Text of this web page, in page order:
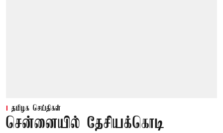
தமிழக செய்திகள்
சென்னையில் தேசியக்கொடி